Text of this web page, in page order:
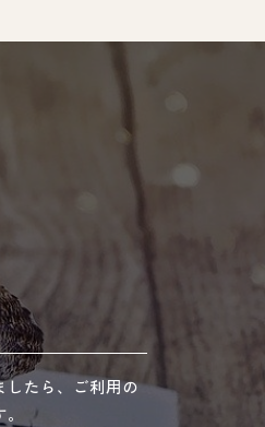
したら、ご利用の